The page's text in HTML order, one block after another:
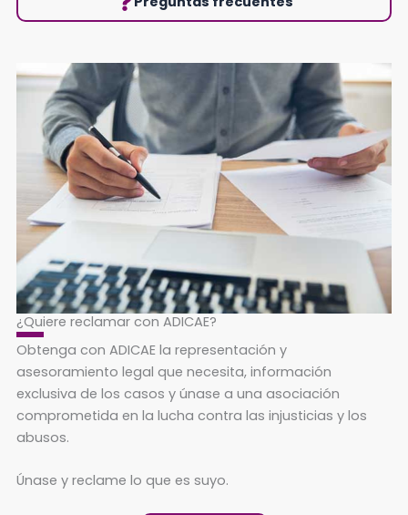
¿Quiere reclamar con ADICAE?
Obtenga con ADICAE la representación y
asesoramiento legal que necesita, información
exclusiva de los casos y únase a una asociación
comprometida en la lucha contra las injusticias y los
abusos.
Únase y reclame lo que es suyo.